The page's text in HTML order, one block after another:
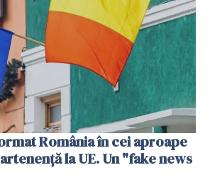
România în cei aproape
la UE. Un "fake news